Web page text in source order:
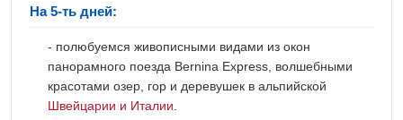
На 5-ть дней:
- полюбуемся живописными видами из окон
панорамного поезда Bernina Express, волшебными
красотами озер, гор и деревушек в альпийской
Швейцарии и Италии